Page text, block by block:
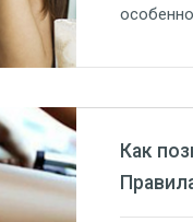
может
Как